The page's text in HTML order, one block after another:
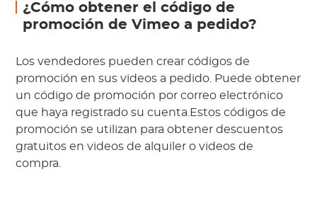
¿Cómo obtener el código de
promoción de Vimeo a pedido?
Los vendedores pueden crear códigos de
promoción en sus videos a pedido. Puede obtener
un código de promoción por correo electrónico
que haya registrado su cuenta.Estos códigos de
promoción se utilizan para obtener descuentos
gratuitos en videos de alquiler o videos de
compra.